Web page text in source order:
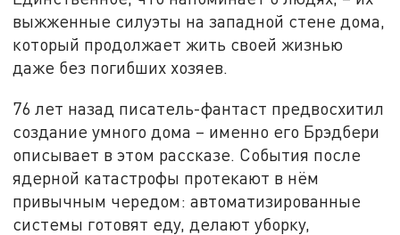
выжженные силуэты на западной стене дома,
который продолжает жить своей жизнью
даже без погибших хозяев.
76 лет назад писатель-фантаст предвосхитил
создание умного дома – именно его Брэдбери
описывает в этом рассказе. События после
ядерной катастрофы протекают в нём
привычным чередом: автоматизированные
системы готовят еду, делают уборку,